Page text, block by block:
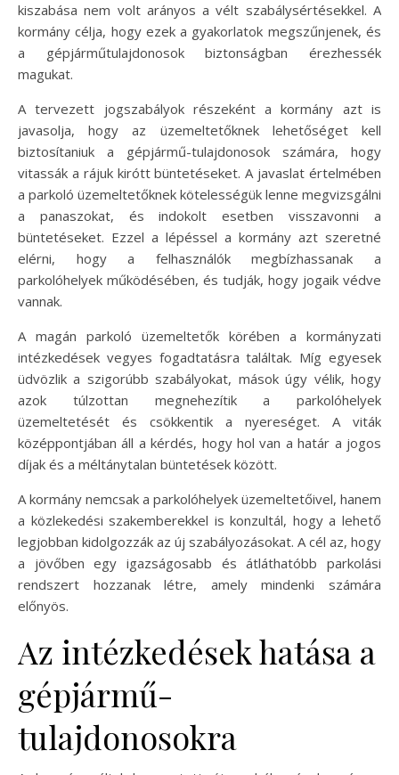
kiszabása nem volt arányos a vélt szabálysértésekkel. A
kormány célja, hogy ezek a gyakorlatok megszűnjenek, és
a gépjárműtulajdonosok biztonságban érezhessék
magukat.
A tervezett jogszabályok részeként a kormány azt is
javasolja, hogy az üzemeltetőknek lehetőséget kell
biztosítaniuk a gépjármű-tulajdonosok számára, hogy
vitassák a rájuk kirótt büntetéseket. A javaslat értelmében
a parkoló üzemeltetőknek kötelességük lenne megvizsgálni
a panaszokat, és indokolt esetben visszavonni a
büntetéseket. Ezzel a lépéssel a kormány azt szeretné
elérni, hogy a felhasználók megbízhassanak a
parkolóhelyek működésében, és tudják, hogy jogaik védve
vannak.
A magán parkoló üzemeltetők körében a kormányzati
intézkedések vegyes fogadtatásra találtak. Míg egyesek
üdvözlik a szigorúbb szabályokat, mások úgy vélik, hogy
azok túlzottan megnehezítik a parkolóhelyek
üzemeltetését és csökkentik a nyereséget. A viták
középpontjában áll a kérdés, hogy hol van a határ a jogos
díjak és a méltánytalan büntetések között.
A kormány nemcsak a parkolóhelyek üzemeltetőivel, hanem
a közlekedési szakemberekkel is konzultál, hogy a lehető
legjobban kidolgozzák az új szabályozásokat. A cél az, hogy
a jövőben egy igazságosabb és átláthatóbb parkolási
rendszert hozzanak létre, amely mindenki számára
előnyös.
Az intézkedések hatása a
gépjármű-
tulajdonosokra